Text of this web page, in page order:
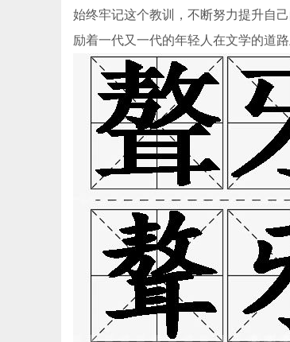
始终牢记这个教训，不断努力提升自
励着一代又一代的年轻人在文学的道